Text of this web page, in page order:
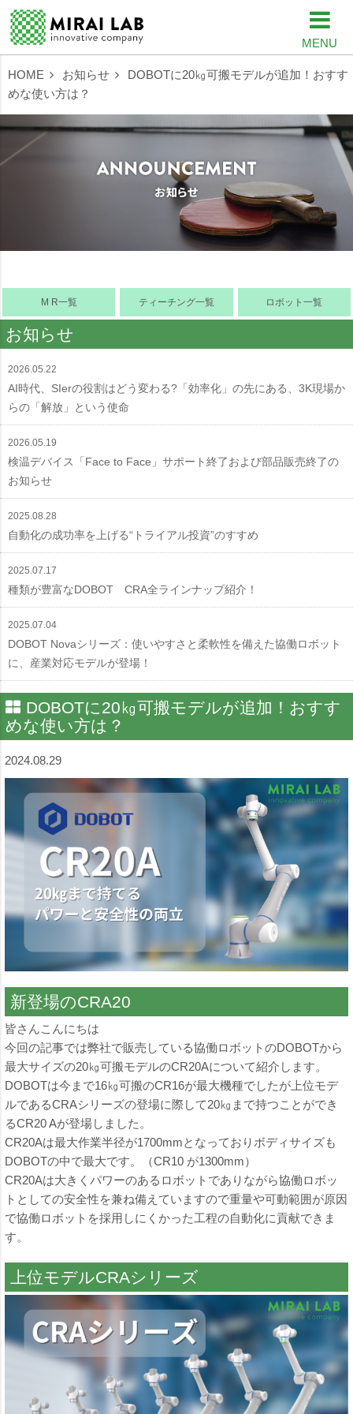
MENU
HOME お知らせ
DOBOTに20㎏可搬モデルが追加！おすす
めな使い方は？
M R一覧 ティーチング一覧 ロボット一覧
お知らせ
2026.05.22
AI時代、SIerの役割はどう変わる?「効率化」の先にある、3K現場か
らの「解放」という使命
2026.05.19
検温デバイス「Face to Face」サポート終了および部品販売終了の
お知らせ
2025.08.28
自動化の成功率を上げる“トライアル投資”のすすめ
2025.07.17
種類が豊富なDOBOT CRA全ラインナップ紹介！
2025.07.04
DOBOT Novaシリーズ：使いやすさと柔軟性を備えた協働ロボット
に、産業対応モデルが登場！
DOBOTに20㎏可搬モデルが追加！おすす
めな使い方は？
2024.08.29
新登場のCRA20
皆さんこんにちは
今回の記事では弊社で販売している協働ロボットのDOBOTから
最大サイズの20㎏可搬モデルのCR20Aについて紹介します。
DOBOTは今まで16㎏可搬のCR16が最大機種でしたが上位モデ
ルであるCRAシリーズの登場に際して20㎏まで持つことができ
るCR20 Aが登場しました。
CR20Aは最大作業半径が1700mmとなっておりボディサイズも
DOBOTの中で最大です。（CR10 が1300mm）
CR20Aは大きくパワーのあるロボットでありながら協働ロボッ
トとしての安全性を兼ね備えていますので重量や可動範囲が原因
で協働ロボットを採用しにくかった工程の自動化に貢献できま
す。
上位モデルCRAシリーズ